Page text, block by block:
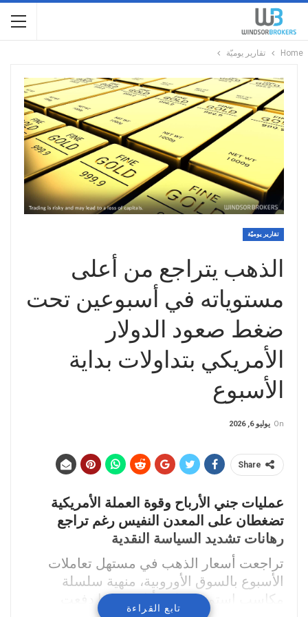
Home تقارير يوميّة
تقارير يوميّة
الذهب يتراجع من أعلى
مستوياته في أسبوعين تحت
ضغط صعود الدولار
الأمريكي بتداولات بداية
الأسبوع
On يوليو 6, 2026
Share
عمليات جني الأرباح وقوة العملة الأمريكية
تضغطان على المعدن النفيس رغم تراجع
رهانات تشديد السياسة النقدية
تراجعت أسعار الذهب في مستهل تعاملات
الأسبوع بالسوق الأوروبية، منهية سلسلة
مكاسب استمرت ثلاثة أيام، بعدما دفعت
تابع القراءة